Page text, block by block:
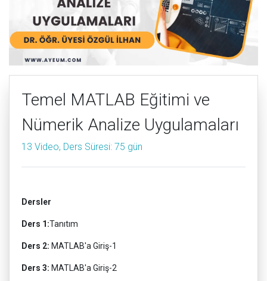
Temel MATLAB Eğitimi ve
Nümerik Analize Uygulamaları
13 Video, Ders Süresi: 75 gün
Dersler
Ders 1:Tanıtım
Ders 2: MATLAB'a Giriş-1
Ders 3: MATLAB'a Giriş-2